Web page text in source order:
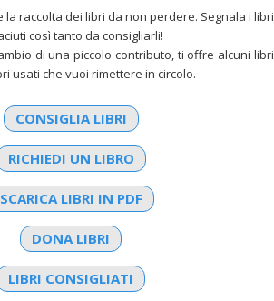
la raccolta dei libri da non perdere. Segnala i libri
così tanto da consigliarli!
di una piccolo contributo, ti offre alcuni libri
usati che vuoi rimettere in circolo.
CONSIGLIA LIBRI
RICHIEDI UN LIBRO
SCARICA LIBRI IN PDF
DONA LIBRI
LIBRI CONSIGLIATI